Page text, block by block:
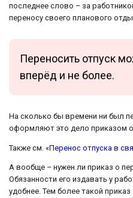
последнее слово – за
переносу своего планового
Переносить отпуск
вперёд и не более.
На сколько бы времени ни был
оформляют это дело приказом о
Также см. «Перенос отпуска в
А вообще – нужен ли приказ о
Обязанности его издавать у
удобнее. Тем более такой